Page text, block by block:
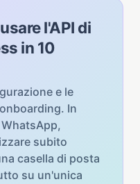
l'API di
in 10
e le
In
subito
casella di posta
su un'unica